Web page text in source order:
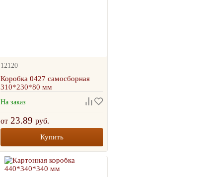
12120
Коробка 0427 самосборная
310*230*80 мм
На заказ
от23.89 руб.
Купить